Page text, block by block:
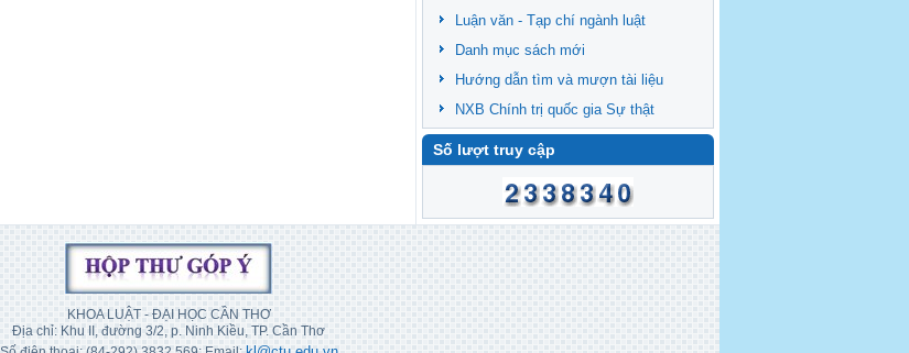
Luận văn - Tạp chí ngành luật
Danh mục sách mới
Hướng dẫn tìm và mượn tài liệu
NXB Chính trị quốc gia Sự thật
Số lượt truy cập
KHOA LUẬT - ĐẠI HỌC CẦN THƠ
Địa chỉ: Khu II, đường 3/2, p. Ninh Kiều, TP. Cần Thơ